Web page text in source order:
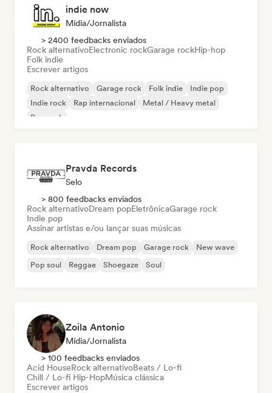
indie now
Mídia/Jornalista
> 2400 feedbacks enviados
Rock alternativoElectronic rockGarage rockHip-hop
Folk indie
Escrever artigos
Rock alternativo Garage rock Folk indie
Indie pop
Indie rock
Rap internacional
Metal / Heavy metal
Pop rock
Pravda Records
Selo
> 800 feedbacks enviados
Rock alternativoDream popEletrônicaGarage rock
Indie pop
Assinar artistas e/ou lançar suas músicas
Rock alternativo Dream pop Garage rock
New wave
Pop soul
Reggae Shoegaze Soul
Zoila Antonio
Mídia/Jornalista
> 100 feedbacks enviados
Acid HouseRock alternativoBeats / Lo-fi
Chill / Lo-fi Hip-HopMúsica clássica
Escrever artigos